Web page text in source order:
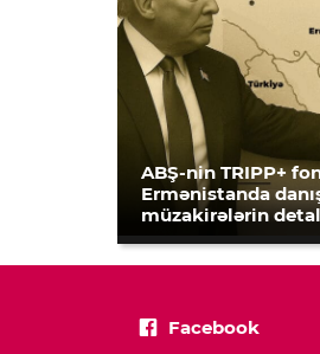
ABŞ-nin TRIPP+
Ermənistanda
müzakirələrin
Facebook